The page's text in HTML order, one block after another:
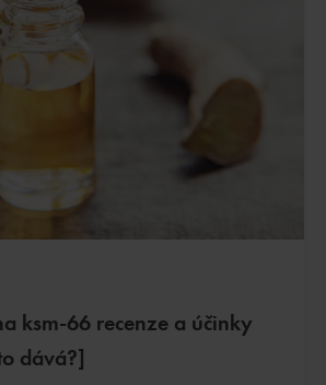
ksm-66 recenze a účinky
dává?]